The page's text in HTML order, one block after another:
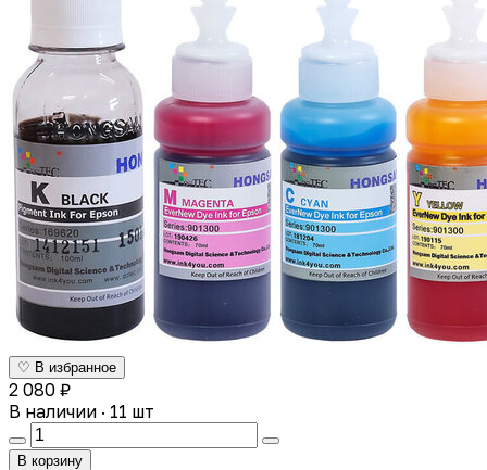
♡ В избранное
2 080 ₽
В наличии · 11 шт
В корзину